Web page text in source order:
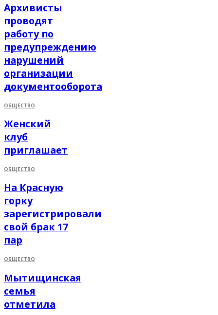
Архивисты
проводят
работу по
предупреждению
нарушений
организации
документооборота
ОБЩЕСТВО
Женский
клуб
приглашает
ОБЩЕСТВО
На Красную
горку
зарегистрировали
свой брак 17
пар
ОБЩЕСТВО
Мытищинская
семья
отметила